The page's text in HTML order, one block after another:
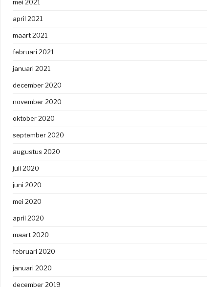
mei 2021
april 2021
maart 2021
februari 2021
januari 2021
december 2020
november 2020
oktober 2020
september 2020
augustus 2020
juli 2020
juni 2020
mei 2020
april 2020
maart 2020
februari 2020
januari 2020
december 2019